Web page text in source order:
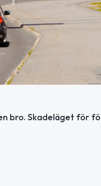
bro. Skadeläget för